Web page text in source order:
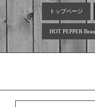
トップページ
HOT PEPPER